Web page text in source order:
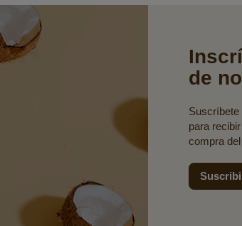
de
Suscríbete
para
compra